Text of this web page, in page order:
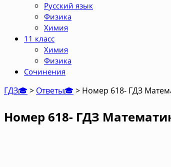
Русский язык
Физика
Химия
11 класс
Химия
Физика
Сочинения
ГДЗ🎓> Ответы🎓> Номер 618- ГДЗ
Номер 618- ГДЗ